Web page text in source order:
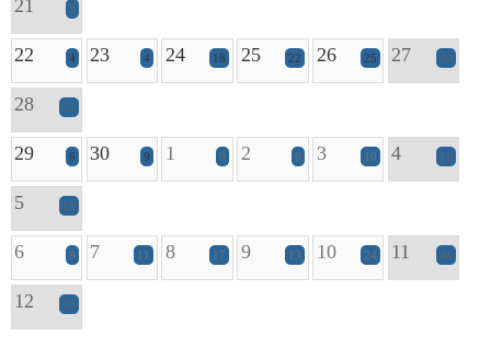
21 5
22 4 23 4 24 18 25 22 26 25 27 39
28 25
29 6 30 9 1 9 2 6 3 10 4 11
5 19
6 9 7 11 8 17 9 13 10 24 11 44
12 33